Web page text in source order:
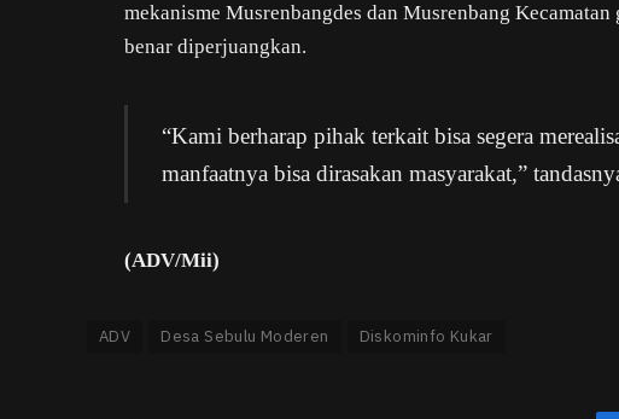
mekanisme Musrenbangdes dan Musrenbang
benar diperjuangkan.
“Kami berharap pihak terkait bisa segera
manfaatnya bisa dirasakan masyarakat,”
(ADV/Mii)
ADV Desa Sebulu Moderen Diskominfo Kukar